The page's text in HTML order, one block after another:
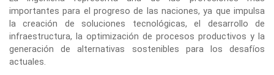
importantes para el progreso de las naciones, ya que impulsa
la creación de soluciones tecnológicas, el desarrollo de
infraestructura, la optimización de procesos productivos y la
generación de alternativas sostenibles para los desafíos
actuales.